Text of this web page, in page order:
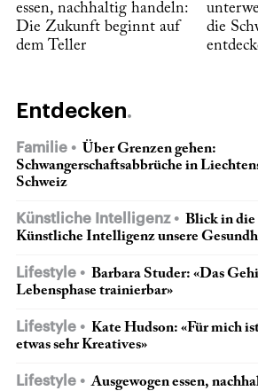
essen, nachhaltig handeln:
Die Zukunft beginnt auf
dem Teller
die
Entdecken
Familie
Über Grenzen gehen:
Schwangerschaftsabbrüche in
Schweiz
Künstliche Intelligenz
Blick in
Künstliche Intelligenz unsere
Lifestyle
Barbara Studer: «Das
Lebensphase trainierbar»
Lifestyle
Kate Hudson: «Für mich
etwas sehr Kreatives»
Lifestyle
Ausgewogen essen,